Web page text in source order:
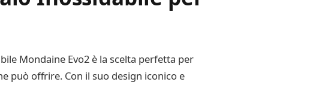
Mondaine Evo2 è la scelta perfetta per
può offrire. Con il suo design iconico e